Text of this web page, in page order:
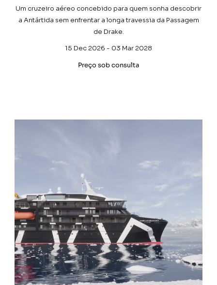
Um cruzeiro aéreo concebido para quem sonha descobrir
a Antártida sem enfrentar a longa travessia da Passagem
de Drake.
15 Dec 2026 - 03 Mar 2028
Preço sob consulta